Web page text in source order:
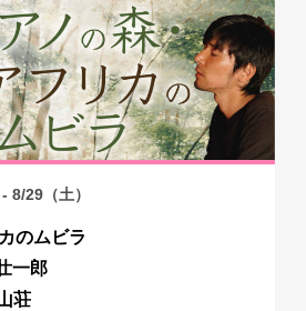
8/29（土）
のムビラ
一郎
荘